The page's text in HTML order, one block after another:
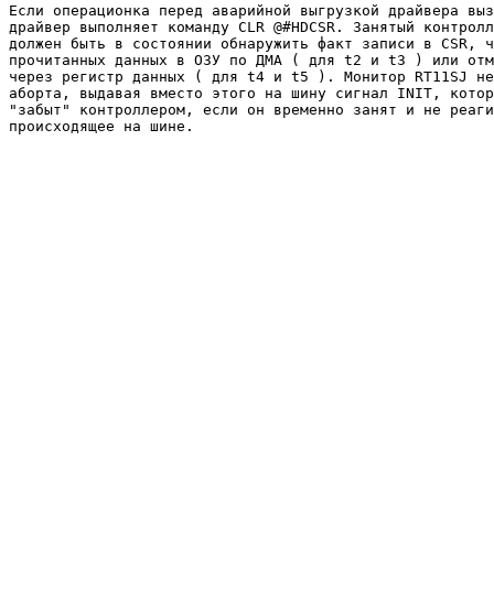
Если операционка перед аварийной выгрузкой драйвера
драйвер выполняет команду CLR @#HDCSR. Занятый
должен быть в состоянии обнаружить факт записи в CSR,
прочитанных данных в ОЗУ по ДМА ( для t2 и t3 ) или
через регистр данных ( для t4 и t5 ). Монитор RT11SJ не
аборта, выдавая вместо этого на шину сигнал INIT,
"забыт" контроллером, если он временно занят и не
происходящее на шине.